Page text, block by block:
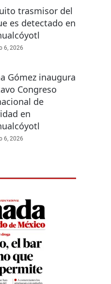
trasmisor del
es detectado en
6, 2026
Gómez inaugura
Congreso
de
en
6, 2026